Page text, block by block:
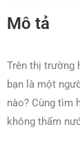
Mô tả
Trên thị trường
bạn là một
nào? Cùng tìm
không thấm